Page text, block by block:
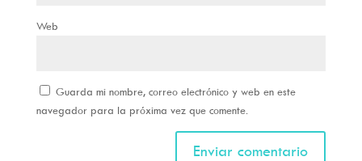
Web
Guarda mi nombre, correo electrónico y web en este
navegador para la próxima vez que comente.